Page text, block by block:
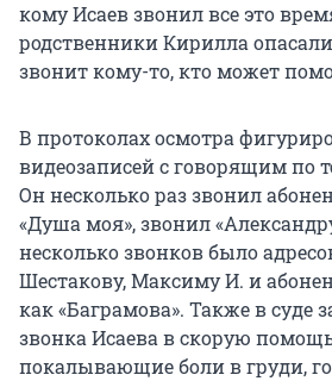
кому Исаев звонил все это
родственники Кирилла
звонит кому-то, кто может
В протоколах осмотра
видеозаписей с говорящим по
Он несколько раз звонил
«Душа моя», звонил
несколько звонков было
Шестакову, Максиму И. и
как «Баграмова». Также в суде
звонка Исаева в скорую
покалывающие боли в груди,